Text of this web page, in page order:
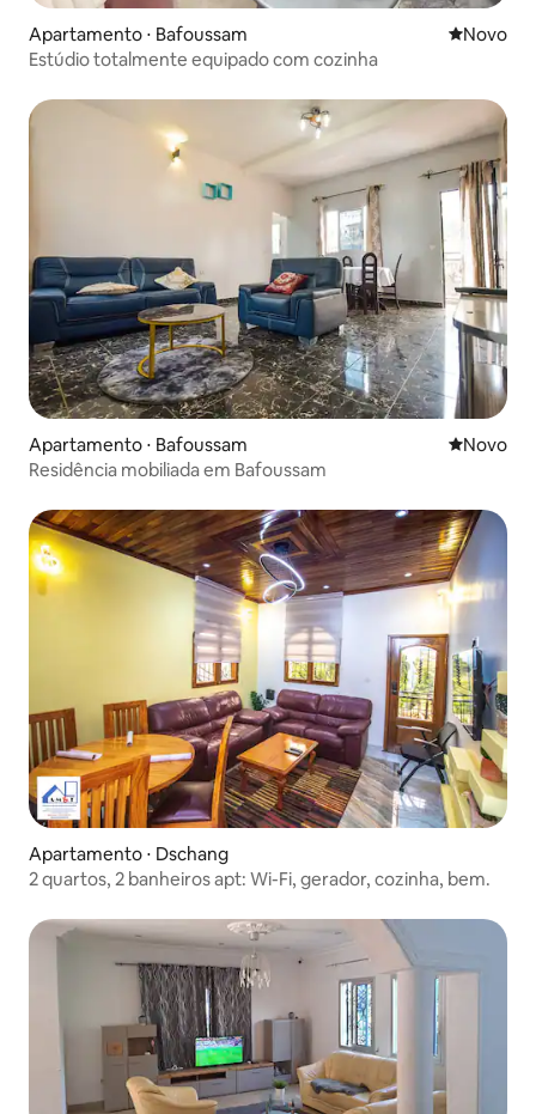
Apartamento ⋅ Bafoussam Novo
Novo
Estúdio totalmente equipado com cozinha
Apartamento ⋅ Bafoussam Novo
Novo
Residência mobiliada em Bafoussam
Apartamento ⋅ Dschang
2 quartos, 2 banheiros apt: Wi-Fi, gerador, cozinha, bem.